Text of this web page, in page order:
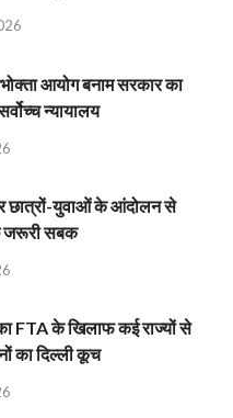
आयोग बनाम सरकार का
न्यायालय
छात्रों-युवाओं के आंदोलन से
सबक
FTA के खिलाफ कई राज्यों से
का दिल्ली कूच